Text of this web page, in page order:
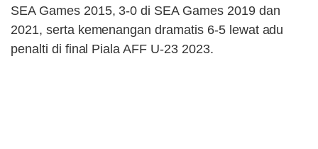
SEA Games 2015, 3-0 di SEA Games 2019 dan
2021, serta kemenangan dramatis 6-5 lewat adu
penalti di final Piala AFF U-23 2023.